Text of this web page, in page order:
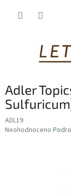
Adler
ADL19
Průměrné
Neohodnoceno